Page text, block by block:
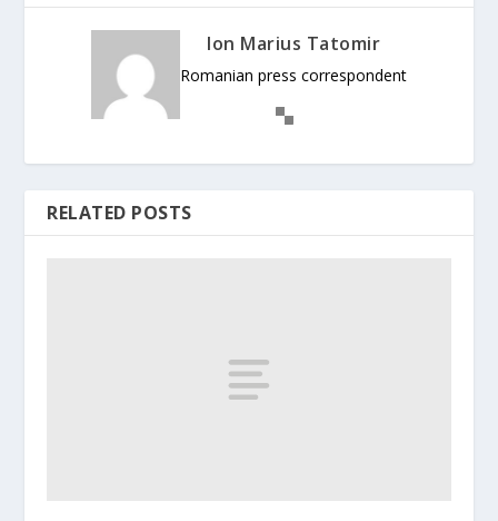
Ion Marius Tatomir
Romanian press correspondent
RELATED POSTS